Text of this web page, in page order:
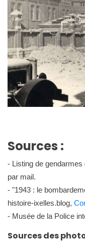
Sources :
- Listing de
par mail.
- "1943 : le
histoire-ixelles.blog,
- Musée de la Police
Sources des